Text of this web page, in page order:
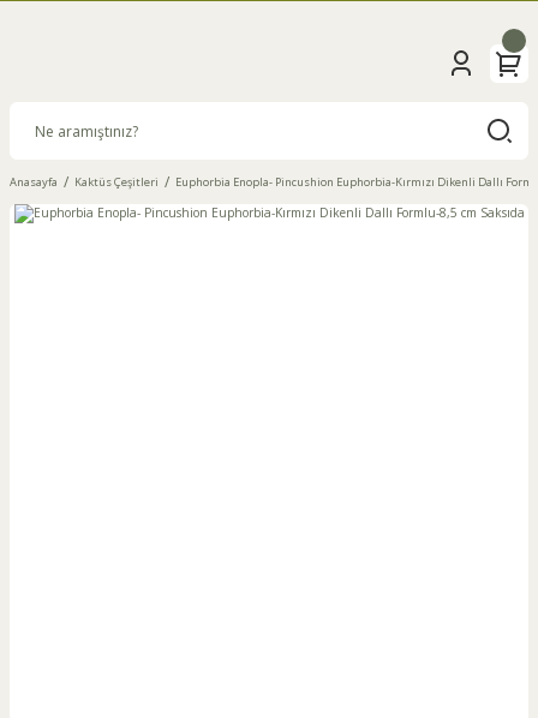
Anasayfa Kaktüs Çeşitleri Euphorbia Enopla- Pincushion Euphorbia-Kırmızı Dikenli Dallı